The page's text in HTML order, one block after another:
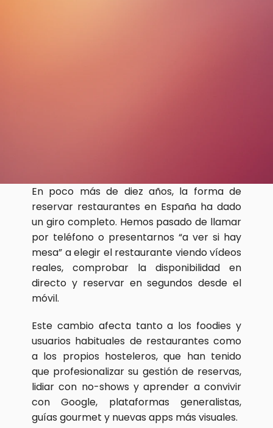
En poco más de diez años, la forma de
reservar restaurantes en España ha dado
un giro completo. Hemos pasado de llamar
por teléfono o presentarnos “a ver si hay
mesa” a elegir el restaurante viendo vídeos
reales, comprobar la disponibilidad en
directo y reservar en segundos desde el
móvil.
Este cambio afecta tanto a los foodies y
usuarios habituales de restaurantes como
a los propios hosteleros, que han tenido
que profesionalizar su gestión de reservas,
lidiar con no-shows y aprender a convivir
con Google, plataformas generalistas,
guías gourmet y nuevas apps más visuales.